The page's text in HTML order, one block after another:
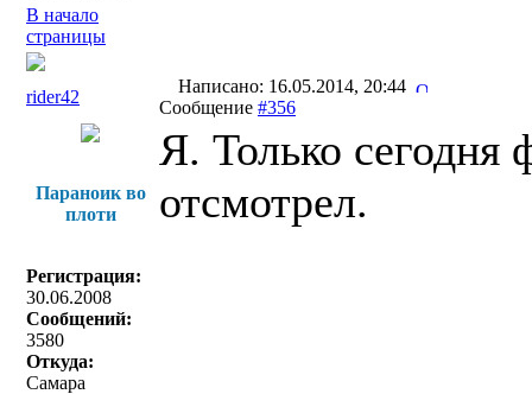
В начало
страницы
rider42
Написано: 16.05.2014, 20:44
Сообщение #356
Параноик во
плоти
Регистрация:
30.06.2008
Сообщений:
3580
Откуда:
Самара
Я. Только сегодня
отсмотрел.